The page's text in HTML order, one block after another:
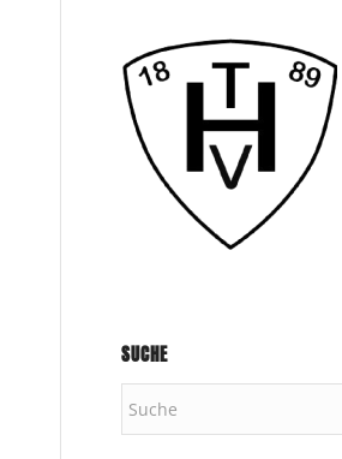
SUCHE